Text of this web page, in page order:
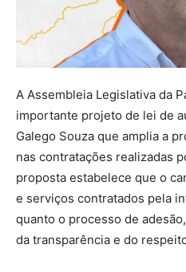
A Assembleia Legislativa da
importante projeto de lei de
Galego Souza que amplia a
nas contratações realizadas
proposta estabelece que o
e serviços contratados pela
quanto o processo de
da transparência e do